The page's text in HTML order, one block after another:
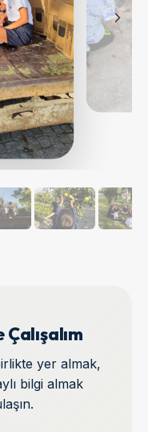
yer almak,
bilgi almak